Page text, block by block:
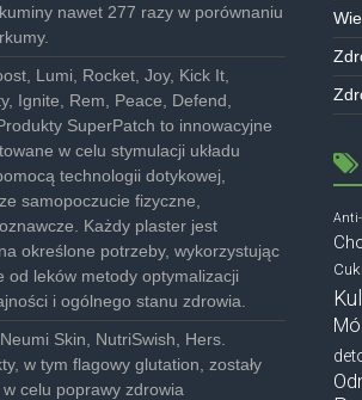
nawet 277 razy w porównaniu
Lumi, Rocket, Joy, Kick It,
Ignite, Rem, Peace, Defend,
SuperPatch to innowacyjne
w celu stymulacji układu
technologii dotykowej,
samopoczucie fizyczne,
Każdy plaster jest
określone potrzeby, wykorzystując
od leków metody optymalizacji
i ogólnego stanu zdrowia.
Skin, NutriSwish, Hers.
w tym flagowy glutation, zostały
celu poprawy zdrowia